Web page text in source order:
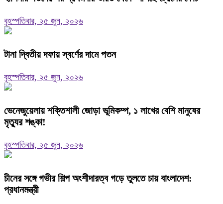
বৃহস্পতিবার, ২৫ জুন, ২০২৬
টানা দ্বিতীয় দফায় স্বর্ণের দামে পতন
বৃহস্পতিবার, ২৫ জুন, ২০২৬
ভেনেজুয়েলায় শক্তিশালী জোড়া ভূমিকম্প, ১ লাখের বেশি মানুষের
মৃত্যুর শঙ্কা!
বৃহস্পতিবার, ২৫ জুন, ২০২৬
চীনের সঙ্গে গভীর শিল্প অংশীদারত্ব গড়ে তুলতে চায় বাংলাদেশ:
প্রধানমন্ত্রী